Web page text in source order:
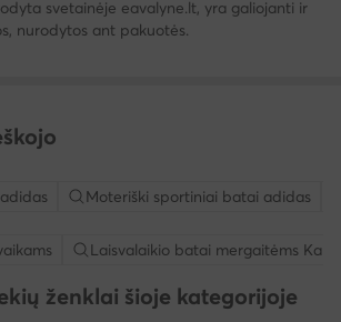
svetainėje eavalyne.lt, yra galiojanti ir
nurodytos ant pakuotės.
Moteriški sportiniai batai adidas
Laisvalaikio batai mergaitėms
ženklai šioje kategorijoje